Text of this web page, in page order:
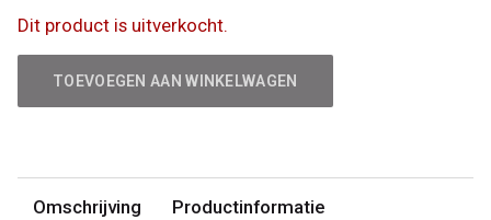
Dit product is uitverkocht.
TOEVOEGEN AAN WINKELWAGEN
Omschrijving Productinformatie